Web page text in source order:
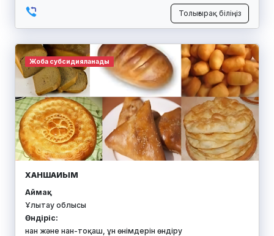
Толығырақ біліңіз
Жоба субсидияланады
ХАНШАИЫМ
Аймақ:
Ұлытау облысы
Өндіріс:
нан және нан-тоқаш, ұн өнімдерін өндіру